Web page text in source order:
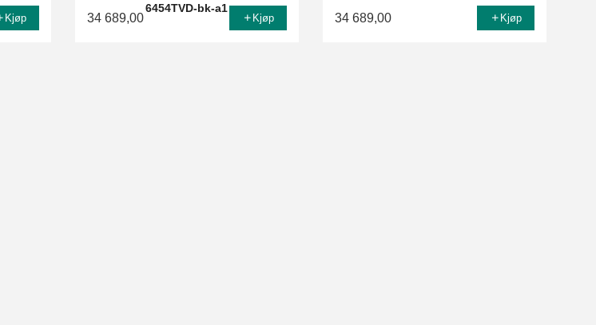
Kjøp
6454TVD-bk-a1
34 689,00 Kjøp 34 689,00 Kjøp